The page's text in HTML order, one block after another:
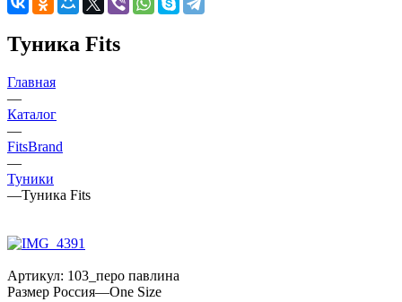
Туника Fits
Главная
—
Каталог
—
FitsBrand
—
Туники
—Туника Fits
Артикул: 103_перо павлина
Размер Россия—One Size